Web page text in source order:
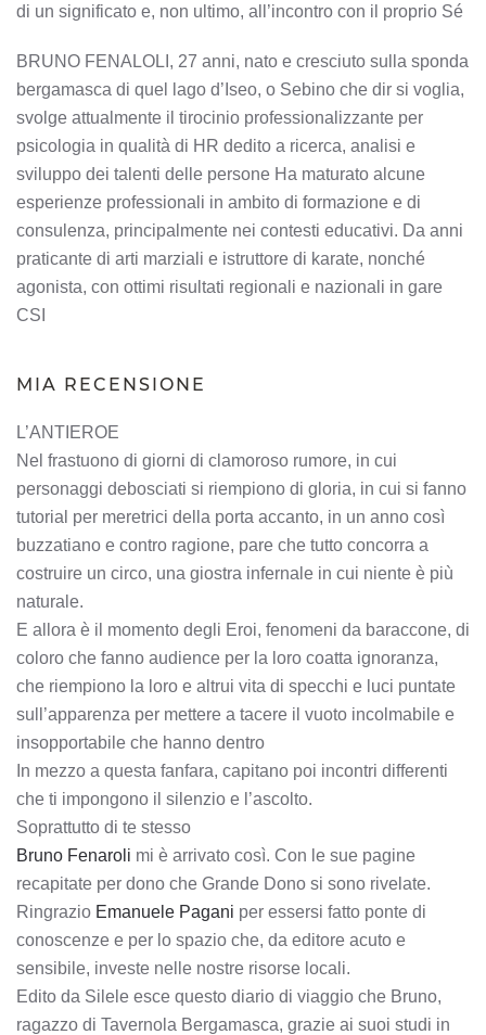
di un significato e, non ultimo, all’incontro con il proprio Sé
BRUNO FENALOLI, 27 anni, nato e cresciuto sulla sponda
bergamasca di quel lago d’Iseo, o Sebino che dir si voglia,
svolge attualmente il tirocinio professionalizzante per
psicologia in qualità di HR dedito a ricerca, analisi e
sviluppo dei talenti delle persone Ha maturato alcune
esperienze professionali in ambito di formazione e di
consulenza, principalmente nei contesti educativi. Da anni
praticante di arti marziali e istruttore di karate, nonché
agonista, con ottimi risultati regionali e nazionali in gare
CSI
MIA RECENSIONE
L’ANTIEROE
Nel frastuono di giorni di clamoroso rumore, in cui
personaggi debosciati si riempiono di gloria, in cui si fanno
tutorial per meretrici della porta accanto, in un anno così
buzzatiano e contro ragione, pare che tutto concorra a
costruire un circo, una giostra infernale in cui niente è più
naturale.
E allora è il momento degli Eroi, fenomeni da baraccone, di
coloro che fanno audience per la loro coatta ignoranza,
che riempiono la loro e altrui vita di specchi e luci puntate
sull’apparenza per mettere a tacere il vuoto incolmabile e
insopportabile che hanno dentro
In mezzo a questa fanfara, capitano poi incontri differenti
che ti impongono il silenzio e l’ascolto.
Soprattutto di te stesso
Bruno Fenaroli mi è arrivato così. Con le sue pagine
recapitate per dono che Grande Dono si sono rivelate.
Ringrazio Emanuele Pagani per essersi fatto ponte di
conoscenze e per lo spazio che, da editore acuto e
sensibile, investe nelle nostre risorse locali.
Edito da Silele esce questo diario di viaggio che Bruno,
ragazzo di Tavernola Bergamasca, grazie ai suoi studi in